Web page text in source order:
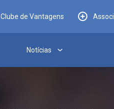
Clube de Vantagens
Notícias